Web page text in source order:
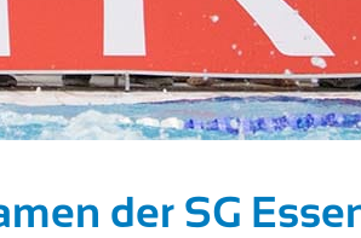
der SG